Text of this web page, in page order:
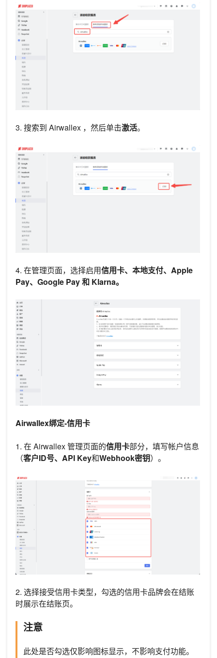
3. 搜索到 Airwallex ，然后单击激活。
4. 在管理页面，选择启用信用卡、本地支付、Apple
Pay、Google Pay 和 Klarna。
Airwallex绑定-信用卡
1. 在 Airwallex 管理页面的信用卡部分，填写帐户信息
（客户ID号、API Key和Webhook密钥）。
2. 选择接受信用卡类型，勾选的信用卡品牌会在结账
时展示在结账页。
注意
此处是否勾选仅影响图标显示，不影响支付功能。